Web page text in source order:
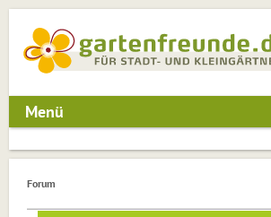
Menü
Forum